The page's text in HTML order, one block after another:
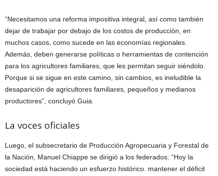
“Necesitamos una reforma impositiva integral, así como también
dejar de trabajar por debajo de los costos de producción, en
muchos casos, como sucede en las economías regionales.
Además, deben generarse políticas o herramientas de contención
para los agricultores familiares, que les permitan seguir siéndolo.
Porque si se sigue en este camino, sin cambios, es ineludible la
desaparición de agricultores familiares, pequeños y medianos
productores”, concluyó Guia.
La voces oficiales
Luego, el subsecretario de Producción Agropecuaria y Forestal de
la Nación, Manuel Chiappe se dirigió a los federados: “Hoy la
sociedad está haciendo un esfuerzo histórico. mantener el déficit